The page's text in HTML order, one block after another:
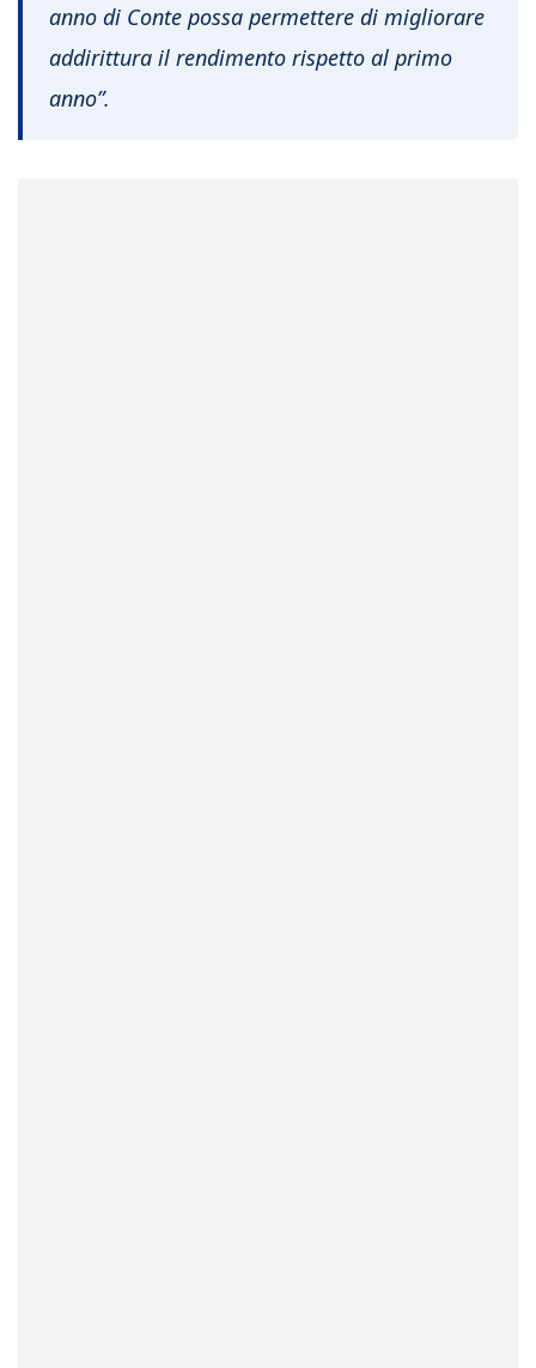
anno di Conte possa permettere di migliorare
addirittura il rendimento rispetto al primo
anno”.